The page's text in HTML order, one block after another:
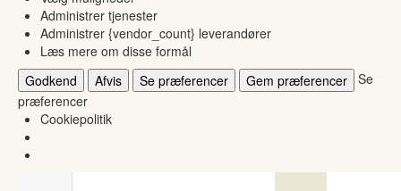
Administrer tjenester
Administrer {vendor_count} leverandører
Læs mere om disse formål
Godkend
Afvis Se præferencer Gem præferencer Se
præferencer
Cookiepolitik